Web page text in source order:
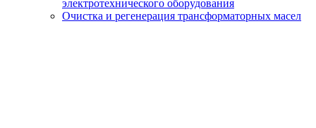
электротехнического оборудования
Очистка и регенерация трансформаторных масел